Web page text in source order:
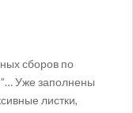
сборов по
Уже заполнены
листки,